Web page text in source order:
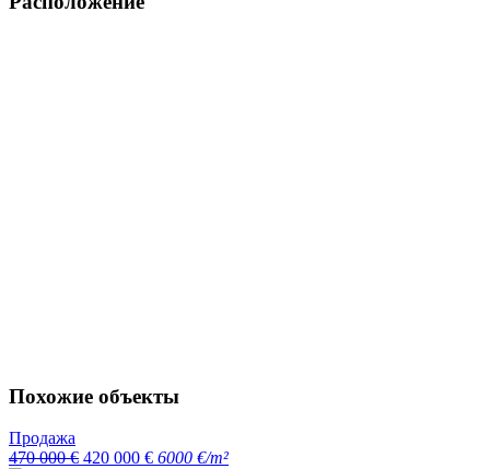
Похожие объекты
Продажа
470 000 € 420 000 € 6000 €/m²